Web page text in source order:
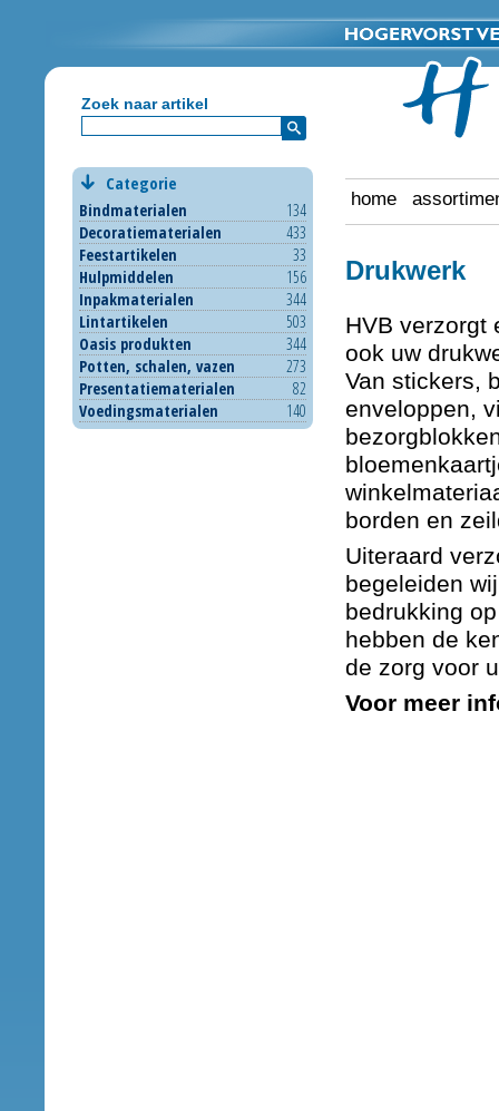
Zoek naar artikel
home
Categorie
Bindmaterialen
134
Decoratiematerialen
433
Feestartikelen
33
Hulpmiddelen
156
Inpakmaterialen
344
Lintartikelen
503
Oasis produkten
344
Potten, schalen, vazen
273
Presentatiematerialen
82
Voedingsmaterialen
140
Drukwerk
HVB verzorgt
ook uw
Van stickers,
enveloppen,
borden en
Uiteraard
begeleiden
bedrukking
hebben de
de zorg voor
Voor meer